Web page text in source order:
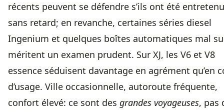
récents peuvent se défendre s’ils ont été
sans retard; en revanche, certaines séries diesel
Ingenium et quelques boîtes automatiques mal
méritent un examen prudent. Sur XJ, les V6 et V8
essence séduisent davantage en agrément qu’en
d’usage. Ville occasionnelle, autoroute fréquente,
confort élevé: ce sont des grandes voyageuses, pas